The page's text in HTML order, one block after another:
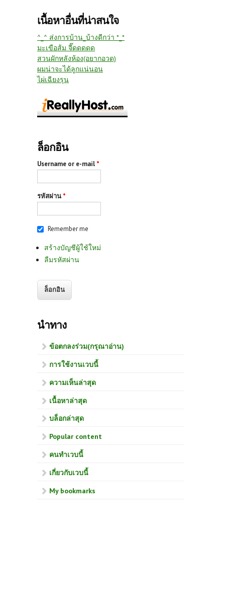
เนื้อหาอื่นที่น่าสนใจ
^_^ ส่งการบ้าน_บ้างดีกว่า *_*
มะเขือส้ม จี๊ดดดดด
สวนผักหลังห้อง(อยากอวด)
ผมน่าจะได้ลูกแน่นอน
ไผ่เฉียงรุน
ล็อกอิน
Username or e-mail *
รหัสผ่าน *
Remember me
สร้างบัญชีผู้ใช้ใหม่
ลืมรหัสผ่าน
นำทาง
ข้อตกลงร่วม(กรุณาอ่าน)
การใช้งานเวบนี้
ความเห็นล่าสุด
เนื้อหาล่าสุด
บล็อกล่าสุด
Popular content
คนทำเวบนี้
เกี่ยวกับเวบนี้
My bookmarks